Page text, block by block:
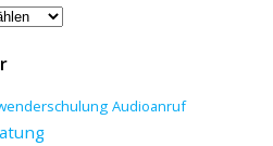
Audioanruf